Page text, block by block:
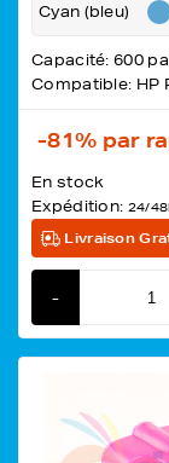
Cyan (bleu)
Capacité: 600
Compatible: HP
-81% par
En stock
Expédition: 24/
Livraison
-